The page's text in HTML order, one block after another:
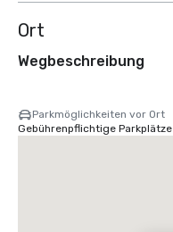
Ort
Wegbeschreibung
Parkmöglichkeiten vor Ort
Gebührenpflichtige Parkplätze